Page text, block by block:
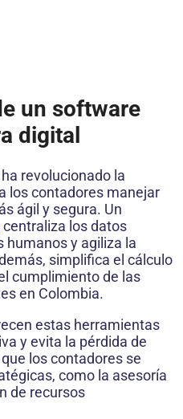
un software
digital
revolucionado la
los contadores manejar
ágil y segura. Un
centraliza los datos
humanos y agiliza la
simplifica el cálculo
cumplimiento de las
en Colombia.
estas herramientas
y evita la pérdida de
los contadores se
como la asesoría
de recursos